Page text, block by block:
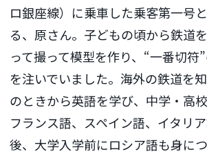
ロ銀座線）に乗車した乗客第一号
る、原さん。子どもの頃から鉄道
って撮って模型を作り、“一番切符
を注いでいました。海外の鉄道を
のときから英語を学び、中学・高校
フランス語、スペイン語、イタリ
後、大学入学前にロシア語も身に